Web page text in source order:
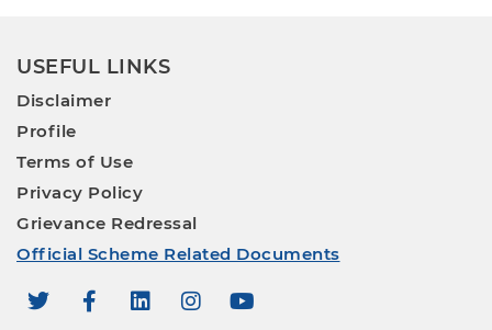
USEFUL LINKS
Disclaimer
Profile
Terms of Use
Privacy Policy
Grievance Redressal
Official Scheme Related Documents